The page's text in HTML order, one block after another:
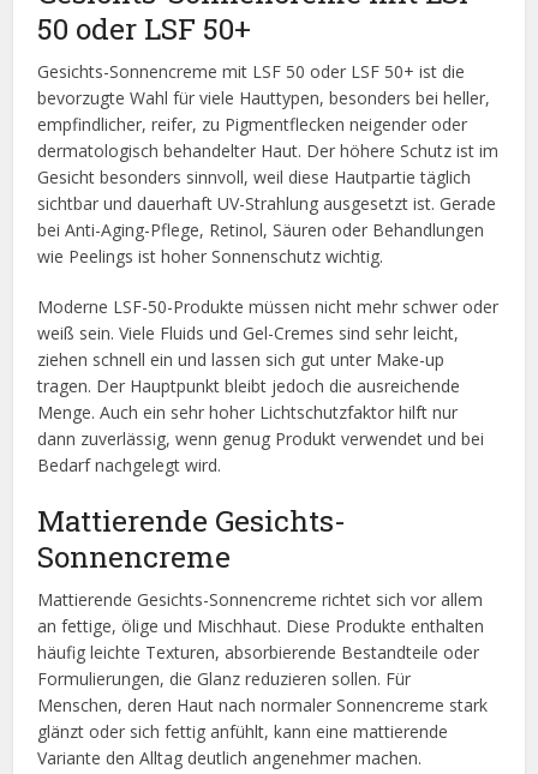
50 oder LSF 50+
Gesichts-Sonnencreme mit LSF 50 oder LSF 50+ ist die
bevorzugte Wahl für viele Hauttypen, besonders bei heller,
empfindlicher, reifer, zu Pigmentflecken neigender oder
dermatologisch behandelter Haut. Der höhere Schutz ist im
Gesicht besonders sinnvoll, weil diese Hautpartie täglich
sichtbar und dauerhaft UV-Strahlung ausgesetzt ist. Gerade
bei Anti-Aging-Pflege, Retinol, Säuren oder Behandlungen
wie Peelings ist hoher Sonnenschutz wichtig.
Moderne LSF-50-Produkte müssen nicht mehr schwer oder
weiß sein. Viele Fluids und Gel-Cremes sind sehr leicht,
ziehen schnell ein und lassen sich gut unter Make-up
tragen. Der Hauptpunkt bleibt jedoch die ausreichende
Menge. Auch ein sehr hoher Lichtschutzfaktor hilft nur
dann zuverlässig, wenn genug Produkt verwendet und bei
Bedarf nachgelegt wird.
Mattierende Gesichts-
Sonnencreme
Mattierende Gesichts-Sonnencreme richtet sich vor allem
an fettige, ölige und Mischhaut. Diese Produkte enthalten
häufig leichte Texturen, absorbierende Bestandteile oder
Formulierungen, die Glanz reduzieren sollen. Für
Menschen, deren Haut nach normaler Sonnencreme stark
glänzt oder sich fettig anfühlt, kann eine mattierende
Variante den Alltag deutlich angenehmer machen.